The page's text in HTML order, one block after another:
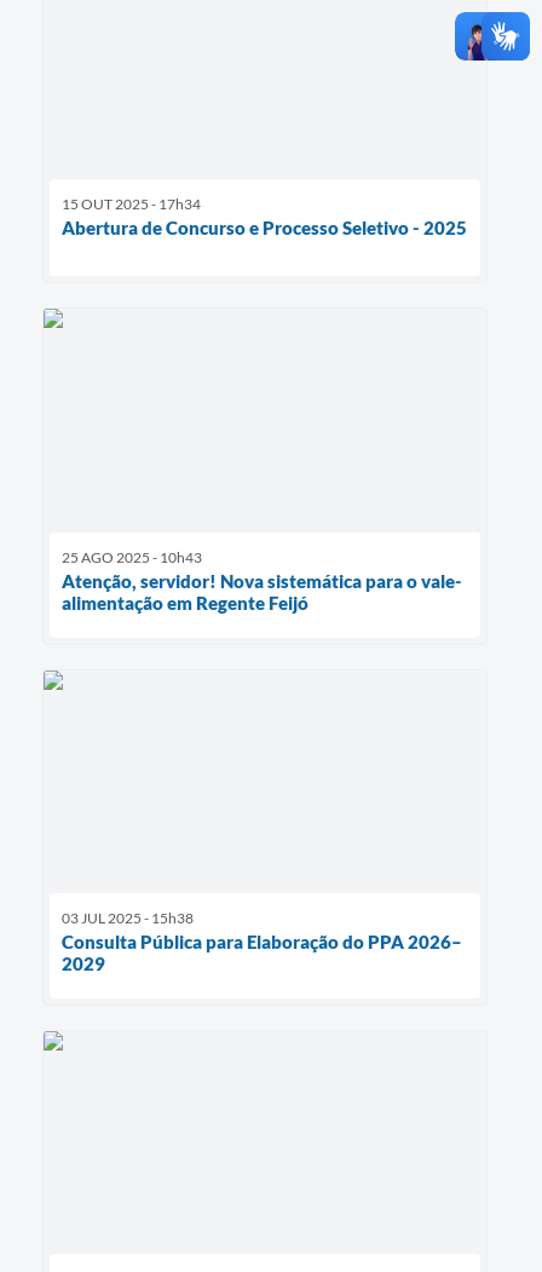
15 OUT 2025 - 17h34
Abertura de Concurso e Processo Seletivo - 2025
25 AGO 2025 - 10h43
Atenção, servidor! Nova sistemática para o vale-
alimentação em Regente Feijó
03 JUL 2025 - 15h38
Consulta Pública para Elaboração do PPA 2026–
2029